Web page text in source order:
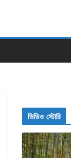
ভিডিও স্টোরি